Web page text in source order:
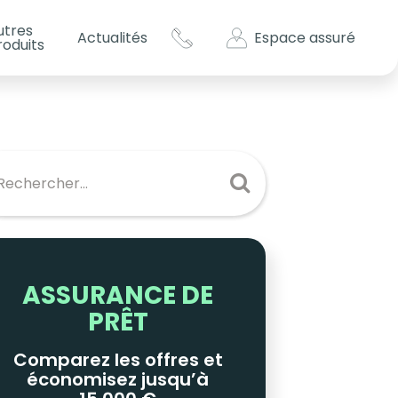
?
Actualités Espace assuré
ASSURANCE DE
PRÊT
Comparez les offres et
économisez jusqu’à